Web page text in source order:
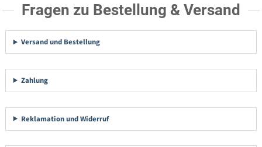
Fragen zu Bestellung & Versand
Versand und Bestellung
Zahlung
Reklamation und Widerruf